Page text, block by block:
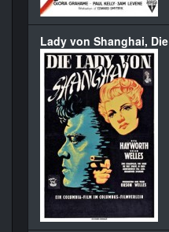
Lady von Shanghai, Die